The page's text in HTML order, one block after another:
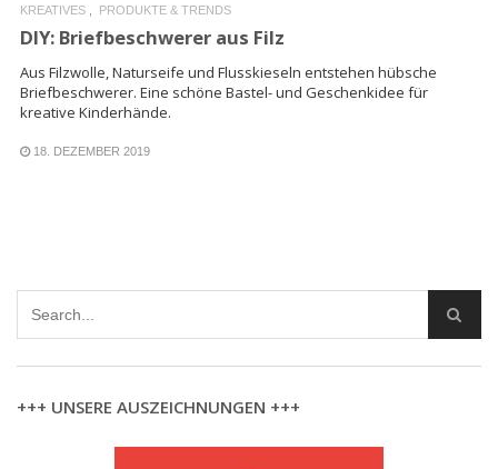
KREATIVES PRODUKTE & TRENDS
DIY: Briefbeschwerer aus Filz
Aus Filzwolle, Naturseife und Flusskieseln entstehen hübsche
Briefbeschwerer. Eine schöne Bastel- und Geschenkidee für
kreative Kinderhände.
18. DEZEMBER 2019
+++ UNSERE AUSZEICHNUNGEN +++